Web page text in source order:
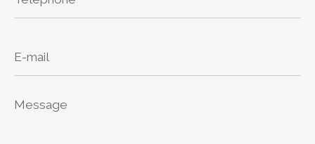
mail
Message
*
Ville